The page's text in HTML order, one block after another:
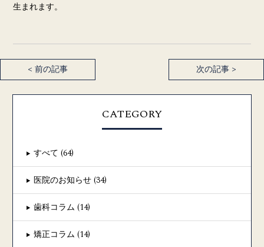
生まれます。
< 前の記事 次の記事 >
CATEGORY
すべて (64)
医院のお知らせ (34)
歯科コラム (14)
矯正コラム (14)